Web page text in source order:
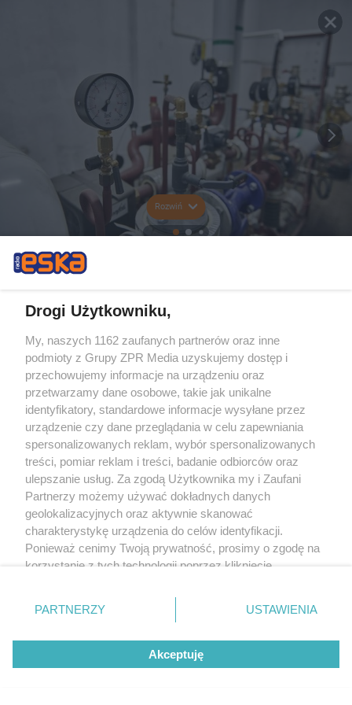
Rozwiń
Drogi Użytkowniku,
My, naszych 1162 zaufanych partnerów oraz inne
podmioty z Grupy ZPR Media uzyskujemy dostęp i
przechowujemy informacje na urządzeniu oraz
przetwarzamy dane osobowe, takie jak unikalne
identyfikatory, standardowe informacje wysyłane przez
urządzenie czy dane przeglądania w celu zapewniania
spersonalizowanych reklam, wybór spersonalizowanych
treści, pomiar reklam i treści, badanie odbiorców oraz
ulepszanie usług. Za zgodą Użytkownika my i Zaufani
Partnerzy możemy używać dokładnych danych
geolokalizacyjnych oraz aktywnie skanować
charakterystykę urządzenia do celów identyfikacji.
Ponieważ cenimy Twoją prywatność, prosimy o zgodę na
korzystanie z tych technologii poprzez kliknięcie
zmienić/wycofać klikając przycisk ustawień prywatności
znajdujący się w lewym dolnym rogu strony
rodzaje przetwarzania danych nie wymagają zgody
użytkownika, ale masz prawo sprzeciwić się takiemu
przetwarzaniu. Preferencje będą miały zastosowanie tylko
PARTNERZY USTAWIENIA
Akceptuję